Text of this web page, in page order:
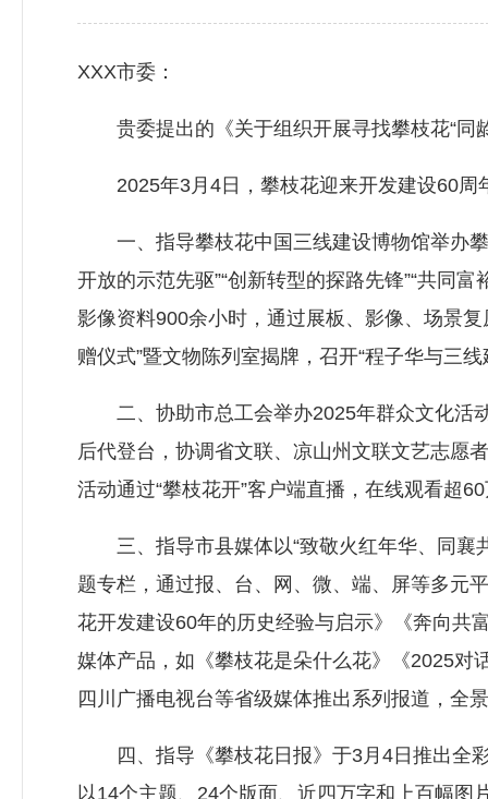
XXX市委：
贵委提出的《关于组织开展寻找攀枝花“同
2025年3月4日，攀枝花迎来开发建设60周
一、指导攀枝花中国三线建设博物馆举办攀
开放的示范先驱”“创新转型的探路先锋”“共同
影像资料900余小时，通过展板、影像、场景
赠仪式”暨文物陈列室揭牌，召开“程子华与三
二、协助市总工会举办2025年群众文化活动
后代登台，协调省文联、凉山州文联文艺志愿
活动通过“攀枝花开”客户端直播，在线观看超
三、指导市县媒体以“致敬火红年华、同襄共
题专栏，通过报、台、网、微、端、屏等多
花开发建设60年的历史经验与启示》《奔向共
媒体产品，如《攀枝花是朵什么花》《2025对
四川广播电视台等省级媒体推出系列报道，全
四、指导《攀枝花日报》于3月4日推出全彩
以14个主题、24个版面、近四万字和上百幅